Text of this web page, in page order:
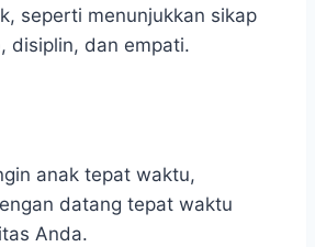
seperti menunjukkan sikap
disiplin, dan empati.
anak tepat waktu,
datang tepat waktu
Anda.